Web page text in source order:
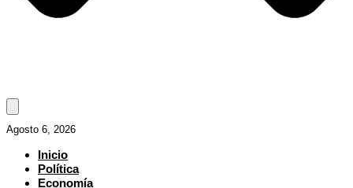
Agosto 6, 2026
Inicio
Política
Economía